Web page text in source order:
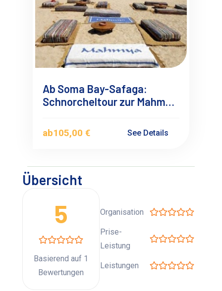
Ab Soma Bay-Safaga:
Schnorcheltour zur Mahmya
ab105,00 € See Details
Übersicht
5
Basierend auf 1
Bewertungen
Organisation
Prise-
Leistung
Leistungen